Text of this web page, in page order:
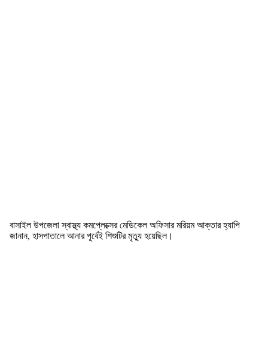
বাসাইল উপজেলা স্বাস্থ্য কমপ্লেক্সের মেডিকেল অফিসার মরিয়ম আক্তার হ্যাপি
জানান, হাসপাতালে আনার পূর্বেই শিশুটির মৃত্যু হয়েছিল।